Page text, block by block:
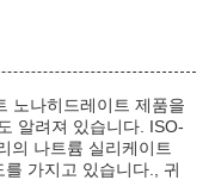
노나히드레이트 제품을
알려져 있습니다. ISO-
의 나트륨 실리케이트
가지고 있습니다., 귀